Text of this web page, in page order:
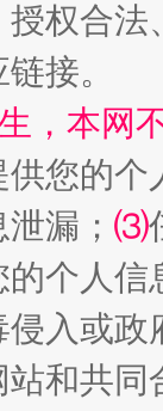
"炒
权合
接。
，本网
您的个
漏； ⑶
个人
入或
和共